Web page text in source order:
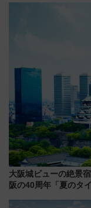
大阪城ビューの絶景
阪の40周年「夏のタ